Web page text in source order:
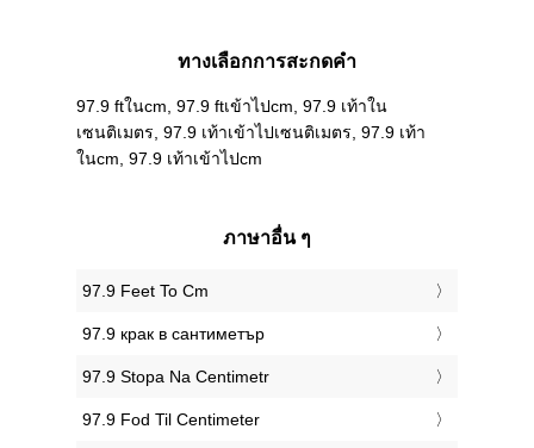
ทางเลือกการสะกดคำ
97.9 ftในcm, 97.9 ftเข้าไปcm, 97.9 เท้าใน
เซนติเมตร, 97.9 เท้าเข้าไปเซนติเมตร, 97.9 เท้า
ในcm, 97.9 เท้าเข้าไปcm
ภาษาอื่น ๆ
‎97.9 Feet To Cm
‎97.9 крак в сантиметър
‎97.9 Stopa Na Centimetr
‎97.9 Fod Til Centimeter